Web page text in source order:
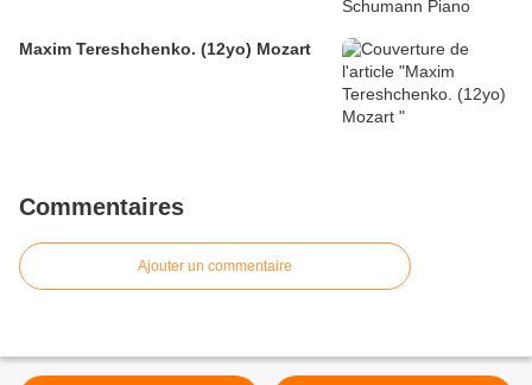
Maxim Tereshchenko. (12yo) Mozart
Commentaires
Ajouter un commentaire